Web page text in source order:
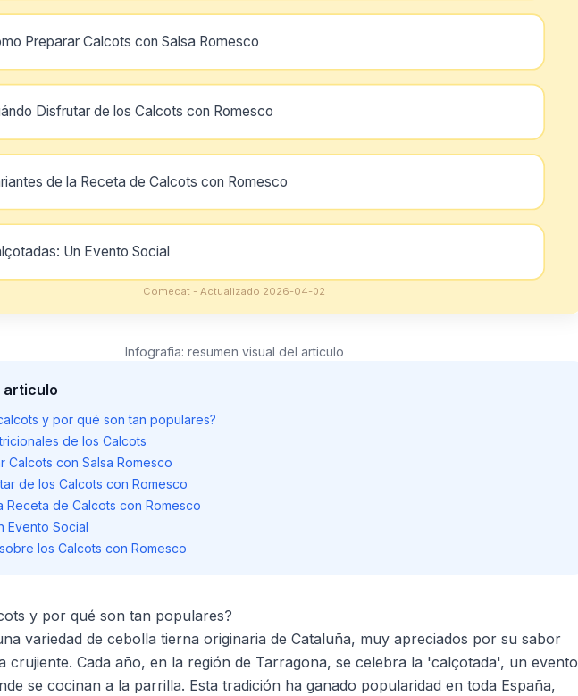
Preparar Calcots con Salsa Romesco
Disfrutar de los Calcots con Romesco
de la Receta de Calcots con Romesco
Un Evento Social
Comecat - Actualizado 2026-04-02
Infografia: resumen visual del articulo
articulo
y por qué son tan populares?
de los Calcots
Calcots con Salsa Romesco
de los Calcots con Romesco
Receta de Calcots con Romesco
Evento Social
los Calcots con Romesco
y por qué son tan populares?
variedad de cebolla tierna originaria de Cataluña, muy apreciados por su sabor
crujiente. Cada año, en la región de Tarragona, se celebra la 'calçotada', un evento
se cocinan a la parrilla. Esta tradición ha ganado popularidad en toda España,